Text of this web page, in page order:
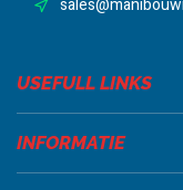
USEFULL LINKS
INFORMATIE